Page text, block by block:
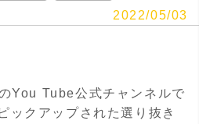
2022/05/03
You Tube公式チャンネルで
ックアップされた選り抜き